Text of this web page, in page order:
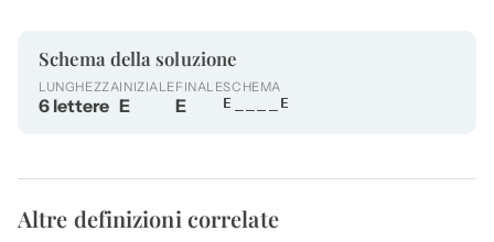
Schema della soluzione
LUNGHEZZA
6 lettere
INIZIALE
E
FINALE
E
SCHEMA
E____E
Altre definizioni correlate